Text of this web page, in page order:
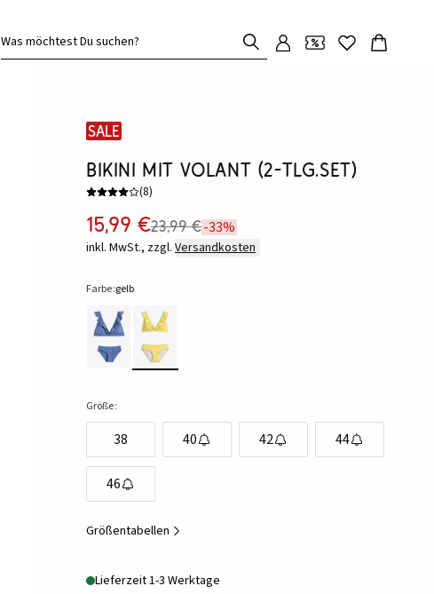
Was möchtest Du suchen?
SALE
Bikini mit Volant (2-tlg.Set)
(8)
15,99 €23,99 €-33%
inkl. MwSt., zzgl. Versandkosten
Farbe:gelb
Größe:
38 40 42 44
46
Größentabellen
Lieferzeit 1-3 Werktage